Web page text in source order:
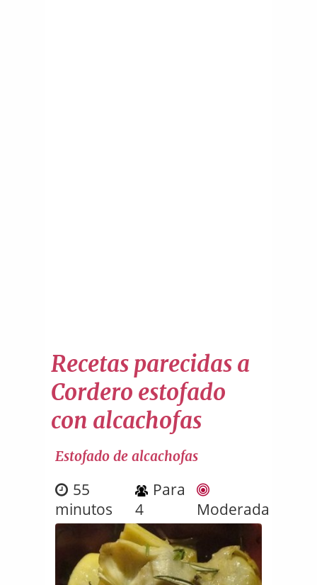
Recetas parecidas a
Cordero estofado
con alcachofas
Estofado de alcachofas
55
minutos
Para
4
Moderada